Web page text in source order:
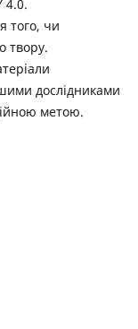
4.0.
того, чи
твору.
дослідниками
метою.